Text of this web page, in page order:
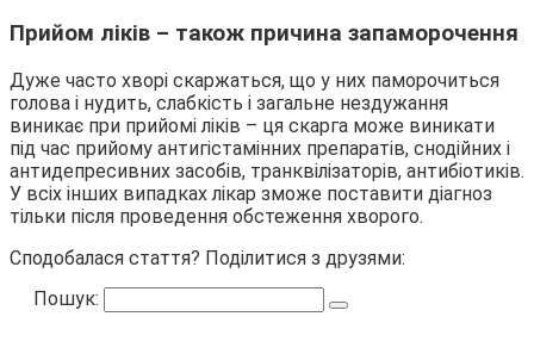
Прийом ліків – також причина запаморочення
Дуже часто хворі скаржаться, що у них паморочиться
голова і нудить, слабкість і загальне нездужання
виникає при прийомі ліків – ця скарга може виникати
під час прийому антигістамінних препаратів, снодійних і
антидепресивних засобів, транквілізаторів, антибіотиків.
У всіх інших випадках лікар зможе поставити діагноз
тільки після проведення обстеження хворого.
Сподобалася стаття? Поділитися з друзями:
Пошук: